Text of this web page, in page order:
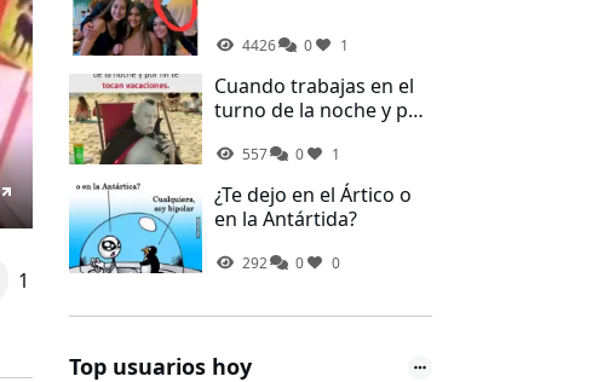
Enter
fullscreen
1
4427 0 1
Cuando trabajas en el
turno de la noche y por
557 0 1
¿Te dejo en el Ártico o
en la Antártida?
293 0 0
Top usuarios hoy